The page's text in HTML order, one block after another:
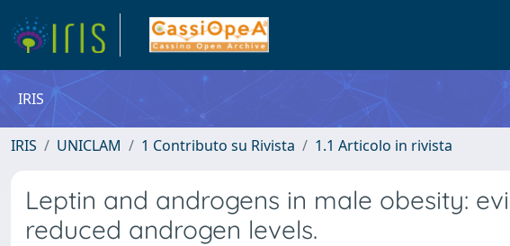
IRIS
IRIS UNICLAM 1 Contributo su Rivista 1.1 Articolo in rivista
Leptin and androgens in male obesity:
reduced androgen levels.